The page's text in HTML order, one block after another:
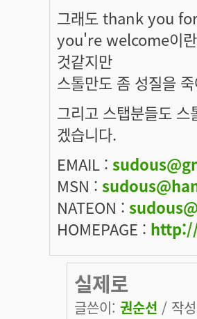
그래도 thank you
you're welcome이란
것같지만
스톨만도 좀 성질을
그리고 스탭분들도
겠습니다.
EMAIL :
MSN :
NATEON :
HOMEPAGE :
실제로
글쓴이: 권순선 / 작